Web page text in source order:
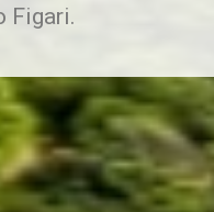
Figari.